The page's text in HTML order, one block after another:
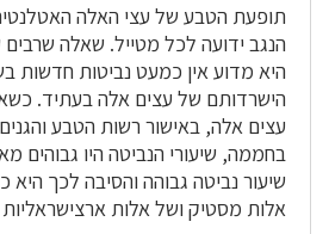
הנגב?
תופעת הטבע של עצי האלה
הנגב ידועה לכל מטייל. שאלה
היא מדוע אין כמעט נביטות
הישרדותם של עצים אלה בעתיד.
עצים אלה, באישור רשות הטבע
שיעור נביטה גבוהה והסיבה לכך
אלות מסטיק ושל אלות